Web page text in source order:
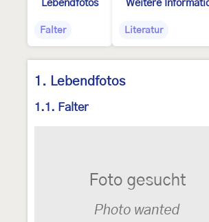
Lebendfotos
Falter
Weitere
Literatur
1. Lebendfotos
1.1. Falter